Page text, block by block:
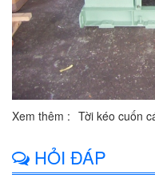
Xem thêm : Tời kéo cuốn
HỎI ĐÁP